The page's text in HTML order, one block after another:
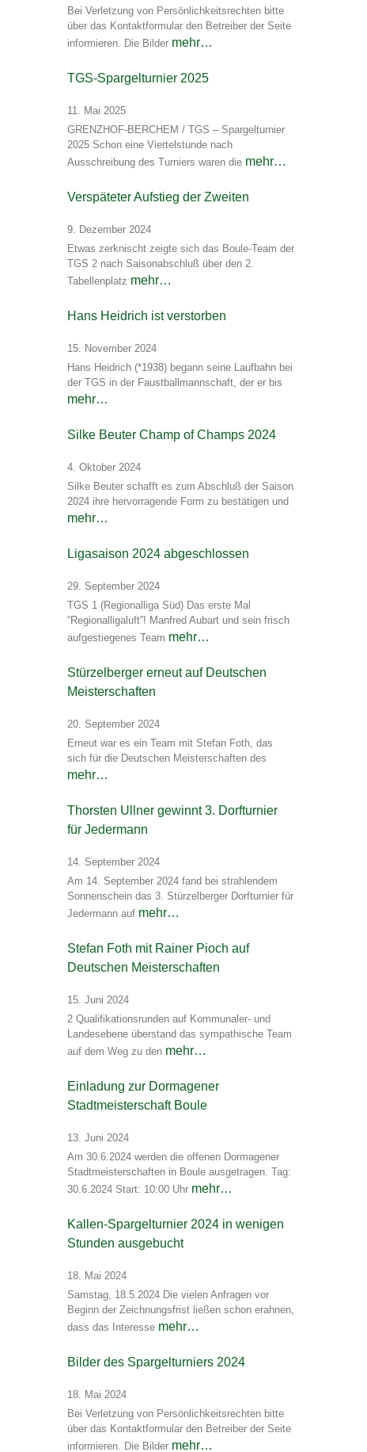
Bei Verletzung von Persönlichkeitsrechten bitte
über das Kontaktformular den Betreiber der Seite
informieren. Die Bilder mehr…
TGS-Spargelturnier 2025
11. Mai 2025
GRENZHOF-BERCHEM / TGS – Spargelturnier
2025 Schon eine Viertelstunde nach
Ausschreibung des Turniers waren die mehr…
Verspäteter Aufstieg der Zweiten
9. Dezember 2024
Etwas zerknischt zeigte sich das Boule-Team der
TGS 2 nach Saisonabschluß über den 2.
Tabellenplatz mehr…
Hans Heidrich ist verstorben
15. November 2024
Hans Heidrich (*1938) begann seine Laufbahn bei
der TGS in der Faustballmannschaft, der er bis
mehr…
Silke Beuter Champ of Champs 2024
4. Oktober 2024
Silke Beuter schafft es zum Abschluß der Saison
2024 ihre hervorragende Form zu bestätigen und
mehr…
Ligasaison 2024 abgeschlossen
29. September 2024
TGS 1 (Regionalliga Süd) Das erste Mal
“Regionalligaluft”! Manfred Aubart und sein frisch
aufgestiegenes Team mehr…
Stürzelberger erneut auf Deutschen
Meisterschaften
20. September 2024
Erneut war es ein Team mit Stefan Foth, das
sich für die Deutschen Meisterschaften des
mehr…
Thorsten Ullner gewinnt 3. Dorfturnier
für Jedermann
14. September 2024
Am 14. September 2024 fand bei strahlendem
Sonnenschein das 3. Stürzelberger Dorfturnier für
Jedermann auf mehr…
Stefan Foth mit Rainer Pioch auf
Deutschen Meisterschaften
15. Juni 2024
2 Qualifikationsrunden auf Kommunaler- und
Landesebene überstand das sympathische Team
auf dem Weg zu den mehr…
Einladung zur Dormagener
Stadtmeisterschaft Boule
13. Juni 2024
Am 30.6.2024 werden die offenen Dormagener
Stadtmeisterschaften in Boule ausgetragen. Tag:
30.6.2024 Start: 10:00 Uhr mehr…
Kallen-Spargelturnier 2024 in wenigen
Stunden ausgebucht
18. Mai 2024
Samstag, 18.5.2024 Die vielen Anfragen vor
Beginn der Zeichnungsfrist ließen schon erahnen,
dass das Interesse mehr…
Bilder des Spargelturniers 2024
18. Mai 2024
Bei Verletzung von Persönlichkeitsrechten bitte
über das Kontaktformular den Betreiber der Seite
informieren. Die Bilder mehr…